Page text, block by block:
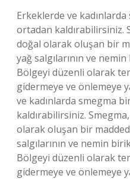
Erkeklerde ve
ortadan kaldırabilirsiniz.
doğal olarak oluşan bir
yağ salgılarının ve
Bölgeyi düzenli olarak
gidermeye ve önlemeye
ve kadınlarda smegma
kaldırabilirsiniz.
olarak oluşan bir
salgılarının ve nemin
Bölgeyi düzenli olarak
gidermeye ve önlemeye